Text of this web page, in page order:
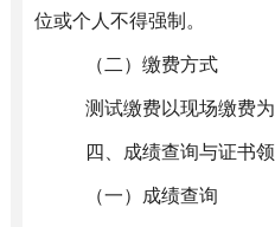
位或个人不得强制。
（ 二 ） 缴费方式
测试缴费以现场缴费为
四、成绩查询与证书
（一） 成绩查询